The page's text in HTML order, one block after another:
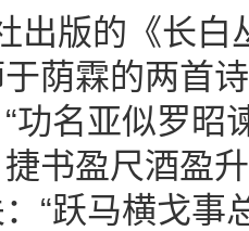
出版的《长白
荫霖的两首
功名亚似罗昭
书盈尺酒盈
“跃马横戈事